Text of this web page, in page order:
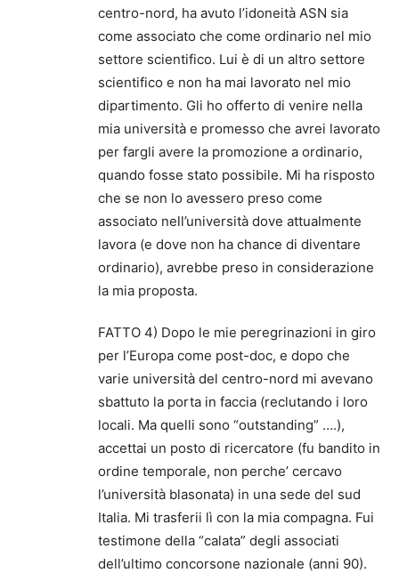
centro-nord, ha avuto l’idoneità ASN sia
come associato che come ordinario nel mio
settore scientifico. Lui è di un altro settore
scientifico e non ha mai lavorato nel mio
dipartimento. Gli ho offerto di venire nella
mia università e promesso che avrei lavorato
per fargli avere la promozione a ordinario,
quando fosse stato possibile. Mi ha risposto
che se non lo avessero preso come
associato nell’università dove attualmente
lavora (e dove non ha chance di diventare
ordinario), avrebbe preso in considerazione
la mia proposta.
FATTO 4) Dopo le mie peregrinazioni in giro
per l’Europa come post-doc, e dopo che
varie università del centro-nord mi avevano
sbattuto la porta in faccia (reclutando i loro
locali. Ma quelli sono “outstanding” ….),
accettai un posto di ricercatore (fu bandito in
ordine temporale, non perche’ cercavo
l’università blasonata) in una sede del sud
Italia. Mi trasferii lì con la mia compagna. Fui
testimone della “calata” degli associati
dell’ultimo concorsone nazionale (anni 90).